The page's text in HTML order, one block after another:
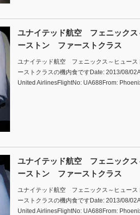
ユナイテッド航空 フェニックス
ーストン ファーストクラス
ユナイテッド航空 フェニックス～ヒュー
ーストクラスの機内食ですDate: 2013/08/
United AirlinesFlightNo: UA688From:
ユナイテッド航空 フェニックス
ーストン ファーストクラス
ユナイテッド航空 フェニックス～ヒュー
ーストクラスの機内食ですDate: 2013/08/
United AirlinesFlightNo: UA688From: